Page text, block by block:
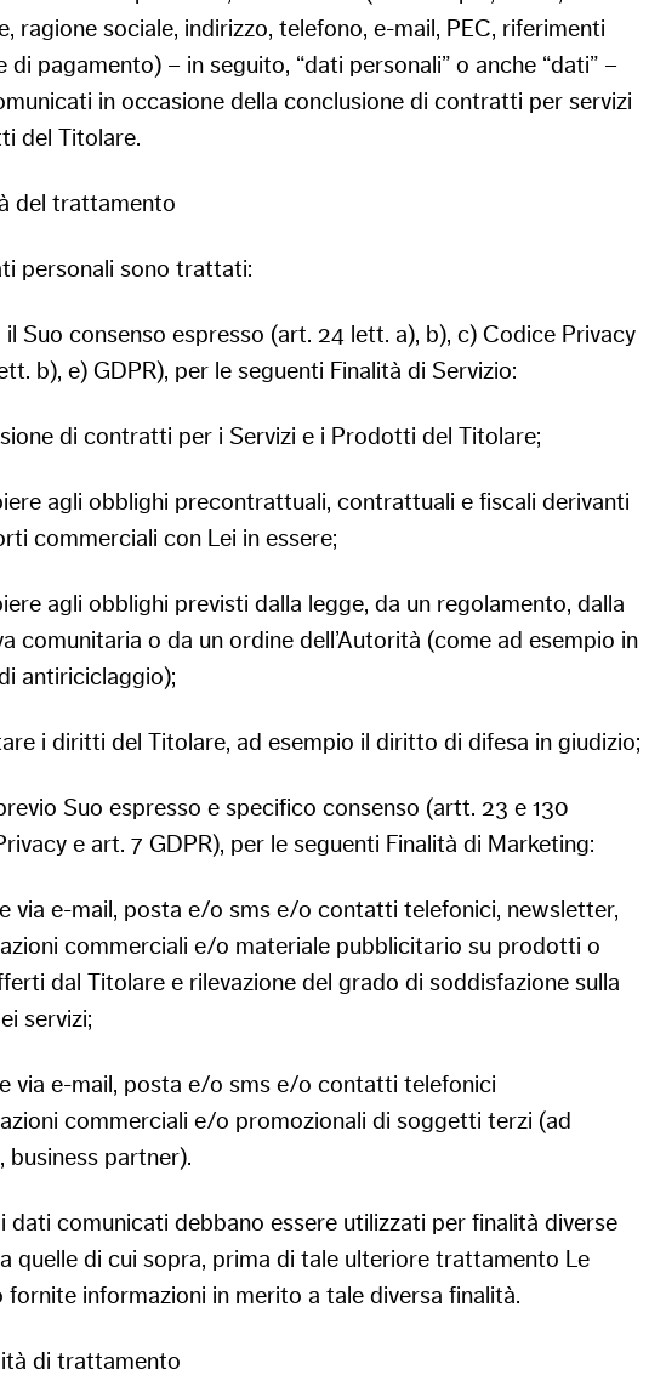
ragione sociale, indirizzo, telefono, e-mail, PEC, riferimenti
di pagamento) – in seguito, “dati personali” o anche “dati” –
in occasione della conclusione di contratti per servizi
del Titolare.
del trattamento
personali sono trattati:
il Suo consenso espresso (art. 24 lett. a), b), c) Codice Privacy
b), e) GDPR), per le seguenti Finalità di Servizio:
di contratti per i Servizi e i Prodotti del Titolare;
agli obblighi precontrattuali, contrattuali e fiscali derivanti
commerciali con Lei in essere;
agli obblighi previsti dalla legge, da un regolamento, dalla
comunitaria o da un ordine dell’Autorità (come ad esempio in
antiriciclaggio);
i diritti del Titolare, ad esempio il diritto di difesa in giudizio;
Suo espresso e specifico consenso (artt. 23 e 130
e art. 7 GDPR), per le seguenti Finalità di Marketing:
via e-mail, posta e/o sms e/o contatti telefonici, newsletter,
commerciali e/o materiale pubblicitario su prodotti o
dal Titolare e rilevazione del grado di soddisfazione sulla
servizi;
via e-mail, posta e/o sms e/o contatti telefonici
commerciali e/o promozionali di soggetti terzi (ad
business partner).
dati comunicati debbano essere utilizzati per finalità diverse
quelle di cui sopra, prima di tale ulteriore trattamento Le
fornite informazioni in merito a tale diversa finalità.
di trattamento